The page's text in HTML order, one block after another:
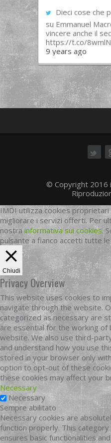
Dieci cose che
su Emmanuel
vincere anche il
https://t.co/
9 years ago
© Copyright 2016
IMDI utilizza cookies
migliorare i servizi offerti. Per
nostrainformativa sui cookies.
pulsante a fianco accetti tutte
Chiudi
Privacy Overview
This website uses cookies to
navigate through the website.
categorized as necessary are
are essential for the working of
website. We also use third-
and understand how you use
stored in your browser only
option to opt-out of these
these cookies may affect your
Necessary
Necessary
Sempre abilitato
Necessary cookies are
function properly. This
ensures basic functionalities